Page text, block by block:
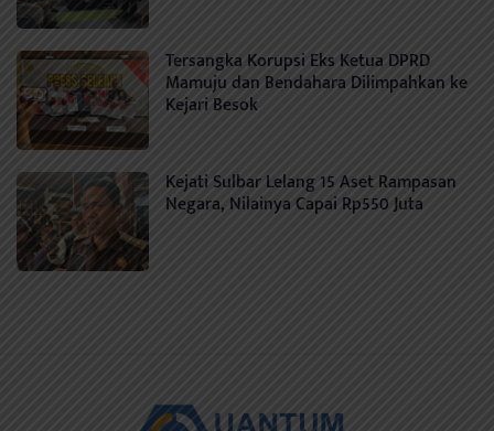
Tersangka Korupsi Eks Ketua DPRD
Mamuju dan Bendahara Dilimpahkan ke
Kejari Besok
Kejati Sulbar Lelang 15 Aset Rampasan
Negara, Nilainya Capai Rp550 Juta